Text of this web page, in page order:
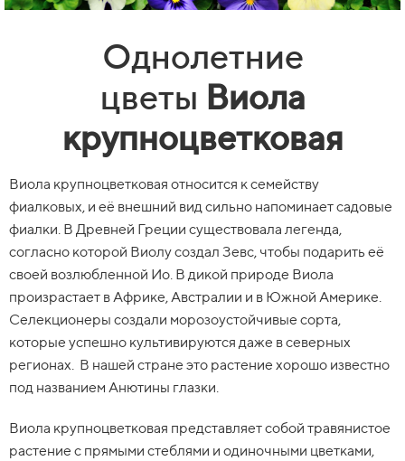
Однолетние
цветы Виола
крупноцветковая
Виола крупноцветковая относится к семейству
фиалковых, и её внешний вид сильно напоминает садовые
фиалки. В Древней Греции существовала легенда,
согласно которой Виолу создал Зевс, чтобы подарить её
своей возлюбленной Ио. В дикой природе Виола
произрастает в Африке, Австралии и в Южной Америке.
Селекционеры создали морозоустойчивые сорта,
которые успешно культивируются даже в северных
регионах. В нашей стране это растение хорошо известно
под названием Анютины глазки.
Виола крупноцветковая представляет собой травянистое
растение с прямыми стеблями и одиночными цветками,